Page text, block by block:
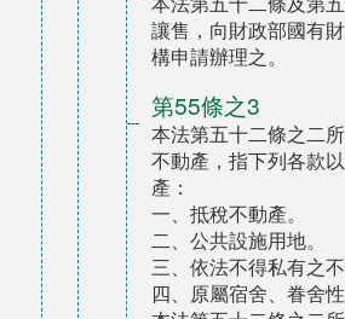
讓售，向財政部國有
構申請辦理之。
第55條之3
本法第五十二條之二
不動產，指下列各款
產：
一、抵稅不動產。
二、公共設施用地。
三、依法不得私有之不
四、原屬宿舍、眷舍性